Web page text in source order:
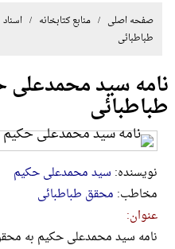
صفحه اصلی / منابع کتابخانه /اسناد
طباطبائی
نامه سید
طباطبائی
نویسنده: سید محمدعلی حکیم
مخاطب: محقق طباطبائی
عنوان:
نامه سید محمدعلی حکیم به